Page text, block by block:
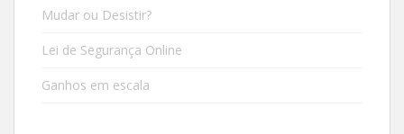
Mudar ou Desistir?
Lei de Segurança Online
Ganhos em escala